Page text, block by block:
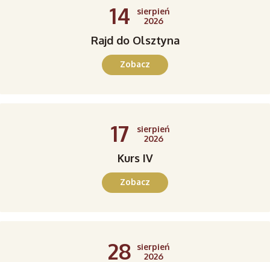
14
sierpień
2026
Rajd do Olsztyna
Zobacz
17
sierpień
2026
Kurs IV
Zobacz
28
sierpień
2026